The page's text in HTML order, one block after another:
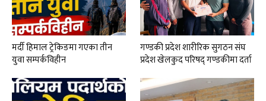
मर्दी हिमाल ट्रेकिङमा गएका तीन
युवा सम्पर्कविहीन
गण्डकी प्रदेश शारीरिक सुगठन संघ
प्रदेश खेलकुद परिषद् गण्डकीमा दर्ता